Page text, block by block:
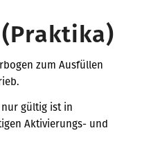
zum Ausfüllen
nur gültig ist in
Aktivierungs- und